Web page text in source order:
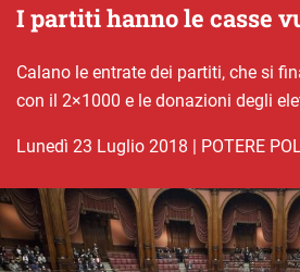
I partiti hanno le casse
Calano le entrate dei partiti, che si
con il 2×1000 e le donazioni degli
lunedì 23 Luglio 2018 | POTERE